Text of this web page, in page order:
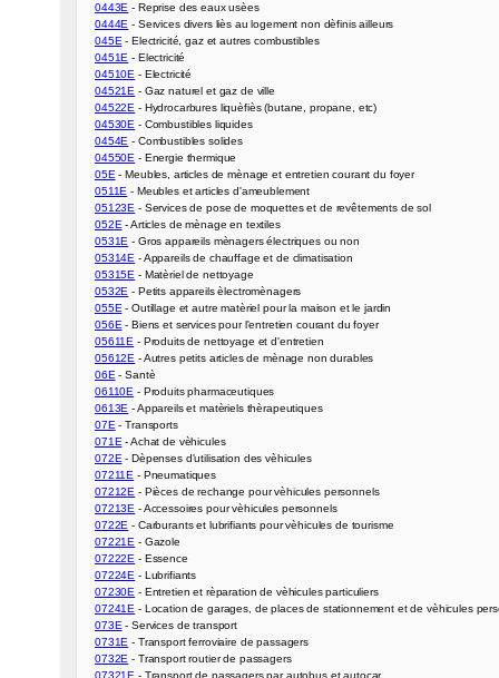
0443E
- Reprise des eaux usèes
0444E
045E
- Electricité, gaz et autres combustibles
0451E
04510E
04521E
04522E
04530E
- Combustibles liquides
0454E
04550E
05E
0511E
05123E
052E
- Articles de mènage en textiles
0531E
05314E
05315E
0532E
055E
056E
- Biens et services pour l'entretien courant du foyer
05611E
05612E
06E
06110E
0613E
- Appareils et matèriels thèrapeutiques
07E
- Transports
071E
- Achat de vèhicules
072E
- Dèpenses d'utilisation des vèhicules
07211E
07212E
- Pièces de rechange pour vèhicules personnels
07213E
- Accessoires pour vèhicules personnels
0722E
07221E
07222E
07224E
07230E
- Entretien et rèparation de vèhicules particuliers
07241E
073E
0731E
0732E
- Transport routier de passagers